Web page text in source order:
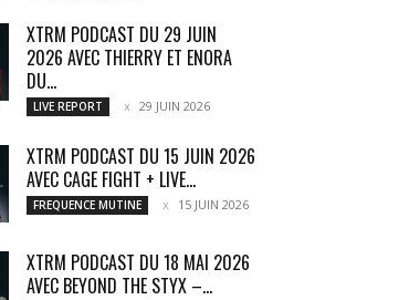
XTRM PODCAST DU 29 JUIN
2026 AVEC THIERRY ET ENORA
DU...
LIVE REPORT 29 JUIN 2026
XTRM PODCAST DU 15 JUIN 2026
AVEC CAGE FIGHT + LIVE...
FREQUENCE MUTINE 15 JUIN 2026
XTRM PODCAST DU 18 MAI 2026
AVEC BEYOND THE STYX –...